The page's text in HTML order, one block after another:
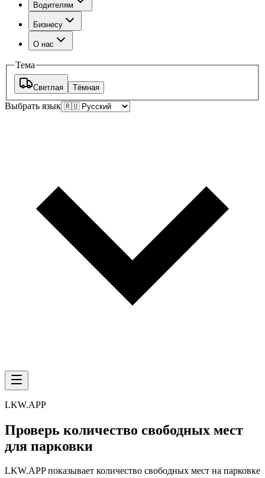
Водителям
Бизнесу
О нас
Тема
Светлая Тёмная
Выбрать язык
LKW.APP
Проверь количество свободных мест
для парковки
LKW.APP показывает количество свободных мест на парковке